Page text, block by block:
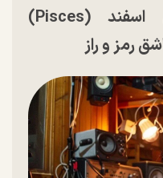
خصوصیات متولدین اسفند (Pisces)
رمز و راز